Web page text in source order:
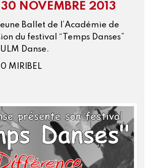
NOVEMBRE 2013
Ballet de l’Académie de
du festival “Temps Danses”
Danse.
MIRIBEL